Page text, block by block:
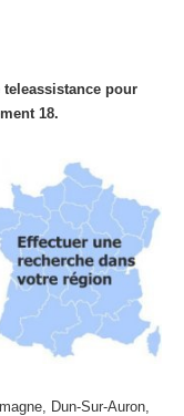
pour
18.
Dun-Sur-Auron,